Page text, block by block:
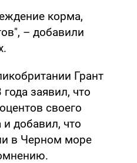
корма,
– добавили
Грант
заявил, что
своего
добавил, что
в Черном море